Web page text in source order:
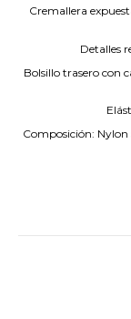
Cremallera
Detalles
Bolsillo trasero con
Composición: Nylon